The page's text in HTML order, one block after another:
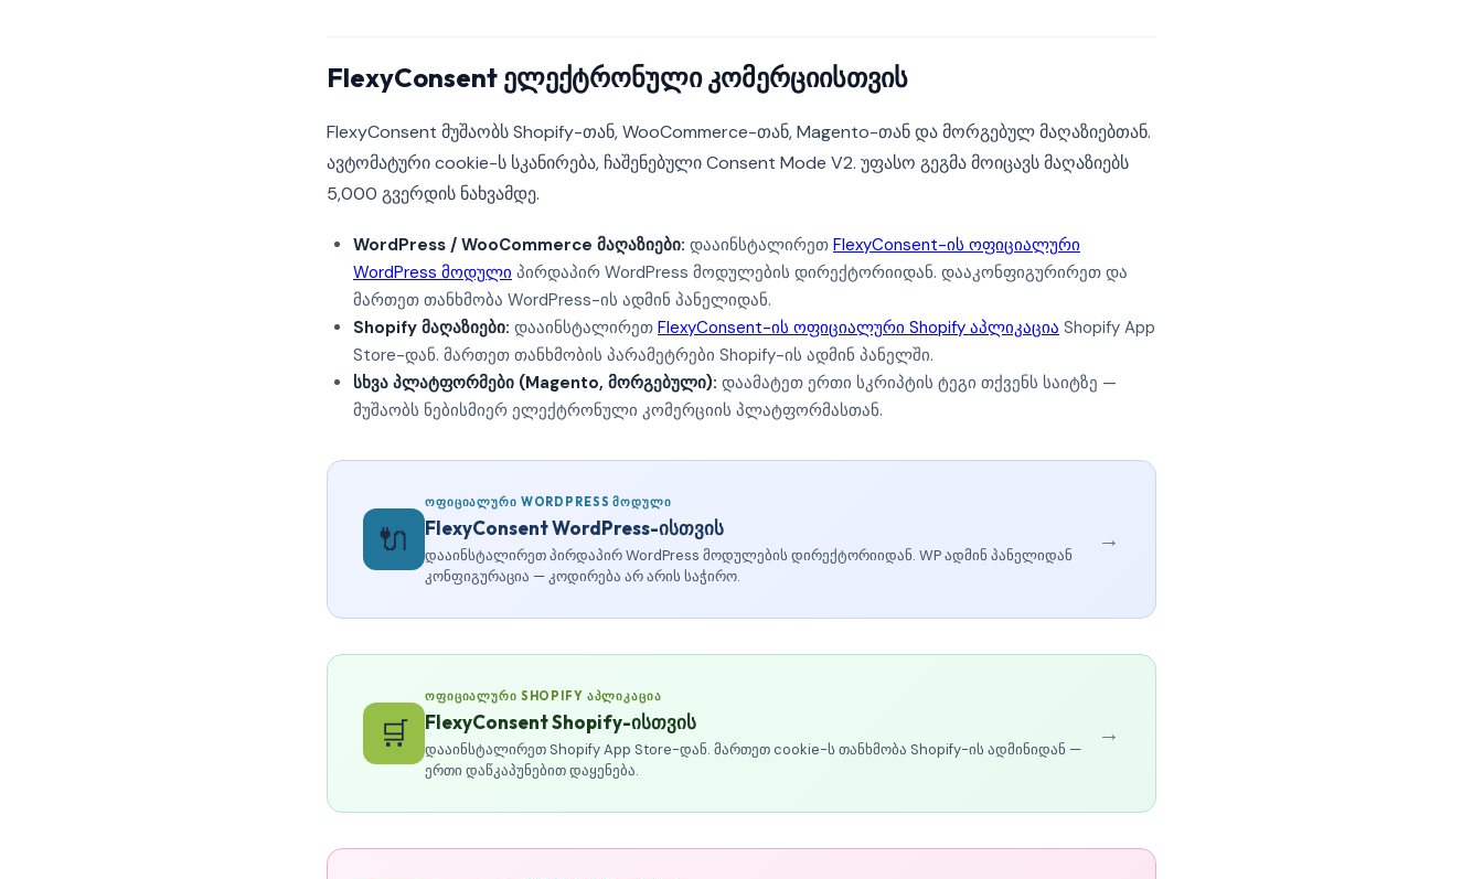
FlexyConsent ელექტრონული კომერციისთვის
FlexyConsent მუშაობს Shopify-თან, WooCommerce-თან, Magento-თან და მორგებულ მაღაზიებთან.
ავტომატური cookie-ს სკანირება, ჩაშენებული Consent Mode V2. უფასო გეგმა მოიცავს მაღაზიებს
5,000 გვერდის ნახვამდე.
WordPress / WooCommerce მაღაზიები: დააინსტალირეთ FlexyConsent-ის ოფიციალური
WordPress მოდული პირდაპირ WordPress მოდულების დირექტორიიდან. დააკონფიგურირეთ და
მართეთ თანხმობა WordPress-ის ადმინ პანელიდან.
Shopify მაღაზიები: დააინსტალირეთ FlexyConsent-ის ოფიციალური Shopify აპლიკაცია Shopify App
Store-დან. მართეთ თანხმობის პარამეტრები Shopify-ის ადმინ პანელში.
სხვა პლატფორმები (Magento, მორგებული): დაამატეთ ერთი სკრიპტის ტეგი თქვენს საიტზე —
მუშაობს ნებისმიერ ელექტრონული კომერციის პლატფორმასთან.
🔌
ᲝᲤᲘᲪᲘᲐᲚᲣᲠᲘ WORDPRESS ᲛᲝᲓᲣᲚᲘ
FlexyConsent WordPress-ისთვის
დააინსტალირეთ პირდაპირ WordPress მოდულების დირექტორიიდან. WP ადმინ პანელიდან
კონფიგურაცია — კოდირება არ არის საჭირო.
→
🛒
ᲝᲤᲘᲪᲘᲐᲚᲣᲠᲘ SHOPIFY ᲐᲞᲚᲘᲙᲐᲪᲘᲐ
FlexyConsent Shopify-ისთვის
დააინსტალირეთ Shopify App Store-დან. მართეთ cookie-ს თანხმობა Shopify-ის ადმინიდან —
ერთი დაწკაპუნებით დაყენება.
→